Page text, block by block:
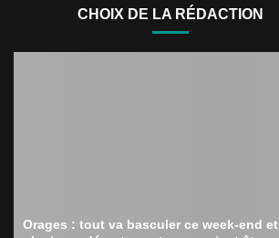
CHOIX DE LA RÉDACTION
Orages : tout va basculer ce week-end et